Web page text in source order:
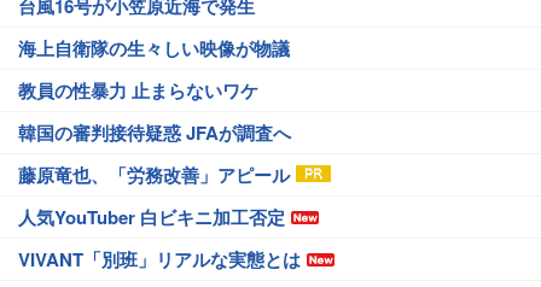
台風16号が小笠原近海で発生
海上自衛隊の生々しい映像が物議
教員の性暴力 止まらないワケ
韓国の審判接待疑惑 JFAが調査へ
藤原竜也、「労務改善」アピール
人気YouTuber 白ビキニ加工否定
VIVANT「別班」リアルな実態とは